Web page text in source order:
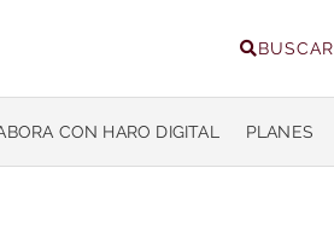
BUSCAR
CON HARO DIGITAL PLANES